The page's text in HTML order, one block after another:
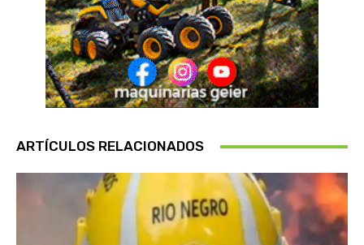
ARTÍCULOS RELACIONADOS